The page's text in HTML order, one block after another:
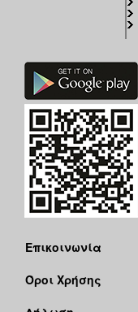
Επικοινωνία
Όροι Χρήσης